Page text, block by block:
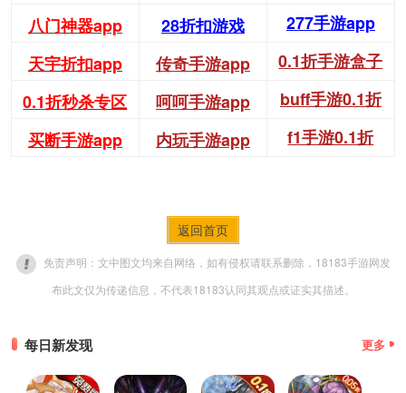
八门神器app
28折扣游戏
277手游app
天宇折扣app
传奇手游app
0.1折手游盒子
0.1折秒杀专区
呵呵手游app
buff手游0.1折
买断手游app
内玩手游app f1手游0.1折
返回首页
免责声明：文中图文均来自网络，如有侵权请联系删除，18183手游网发
布此文仅为传递信息，不代表18183认同其观点或证实其描述。
每日新发现 更多